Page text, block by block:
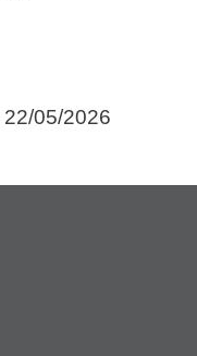
22/05/2026